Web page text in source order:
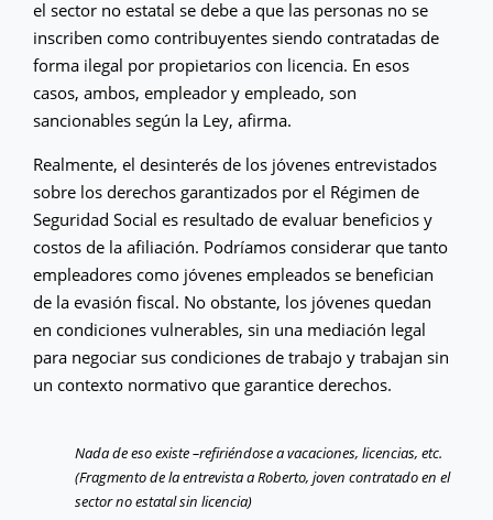
el sector no estatal se debe a que las personas no se
inscriben como contribuyentes siendo contratadas de
forma ilegal por propietarios con licencia. En esos
casos, ambos, empleador y empleado, son
sancionables según la Ley, afirma.
Realmente, el desinterés de los jóvenes entrevistados
sobre los derechos garantizados por el Régimen de
Seguridad Social es resultado de evaluar beneficios y
costos de la afiliación. Podríamos considerar que tanto
empleadores como jóvenes empleados se benefician
de la evasión fiscal. No obstante, los jóvenes quedan
en condiciones vulnerables, sin una mediación legal
para negociar sus condiciones de trabajo y trabajan sin
un contexto normativo que garantice derechos.
Nada de eso existe –refiriéndose a vacaciones, licencias, etc.
(Fragmento de la entrevista a Roberto, joven contratado en el
sector no estatal sin licencia)